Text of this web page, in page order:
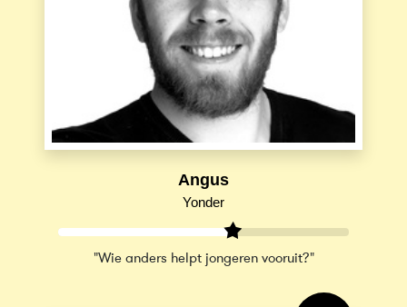
Angus
Yonder
"Wie anders helpt jongeren vooruit?"